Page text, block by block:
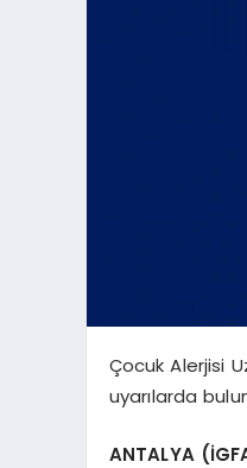
Çocuk Alerjisi
uyarılarda
ANTALYA